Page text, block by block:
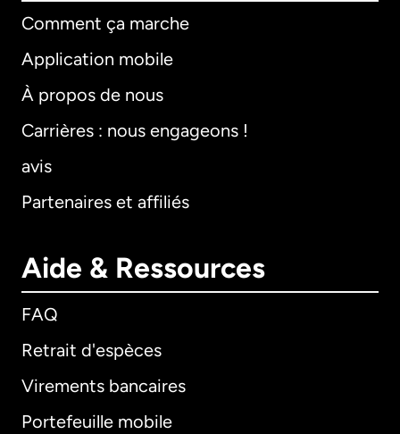
Comment ça marche
Application mobile
À propos de nous
Carrières : nous engageons !
avis
Partenaires et affiliés
Aide & Ressources
FAQ
Retrait d'espèces
Virements bancaires
Portefeuille mobile